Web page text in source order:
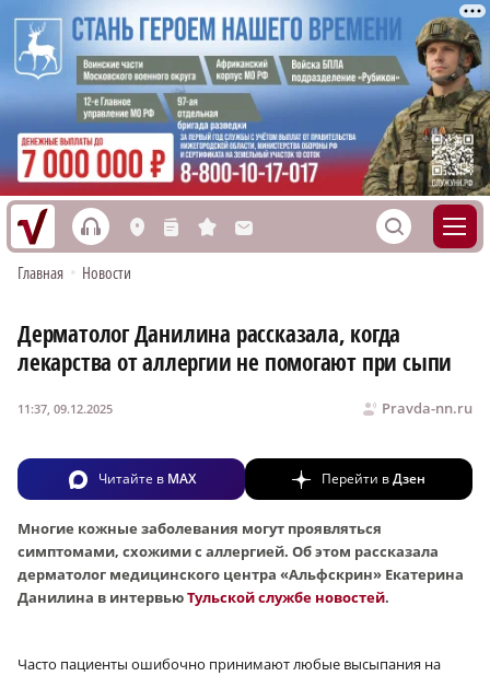
h L n s M S
Главная • Новости
Дерматолог Данилина рассказала, когда
лекарства от аллергии не помогают при сыпи
Pravda-nn.ru
11:37, 09.12.2025
Читайте в MAX Перейти вДзен
Многие кожные заболевания могут проявляться
симптомами, схожими с аллергией. Об этом рассказала
дерматолог медицинского центра «Альфскрин» Екатерина
Данилина в интервьюТульской службе новостей.
Часто пациенты ошибочно принимают любые высыпания на